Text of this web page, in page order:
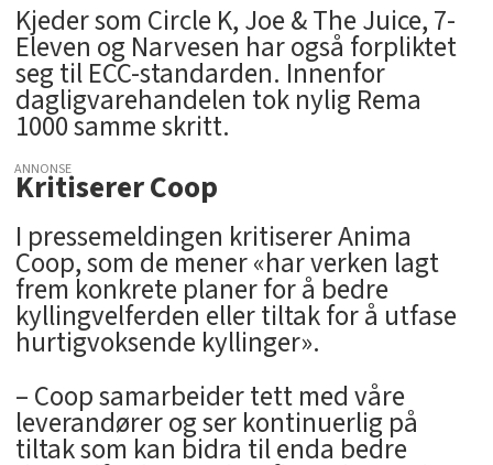
Kjeder som Circle K, Joe & The Juice, 7-
Eleven og Narvesen har også forpliktet
seg til ECC-standarden. Innenfor
dagligvarehandelen tok nylig Rema
1000 samme skritt.
ANNONSE
Kritiserer Coop
I pressemeldingen kritiserer Anima
Coop, som de mener «har verken lagt
frem konkrete planer for å bedre
kyllingvelferden eller tiltak for å utfase
hurtigvoksende kyllinger».
– Coop samarbeider tett med våre
leverandører og ser kontinuerlig på
tiltak som kan bidra til enda bedre